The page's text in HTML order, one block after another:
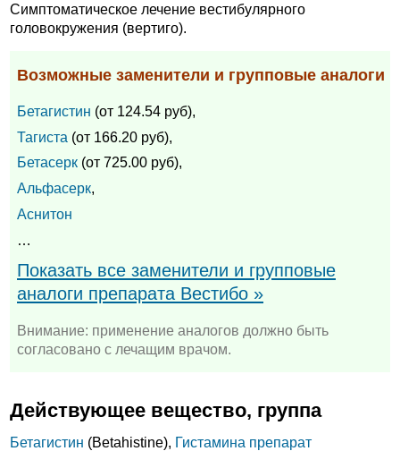
Симптоматическое лечение вестибулярного
головокружения (вертиго).
Возможные заменители и групповые аналоги
Бетагистин (от 124.54 руб),
Тагиста (от 166.20 руб),
Бетасерк (от 725.00 руб),
Альфасерк,
Аснитон
…
Показать все заменители и групповые
аналоги препарата Вестибо »
Внимание: применение аналогов должно быть
согласовано с лечащим врачом.
Действующее вещество, группа
Бетагистин (Betahistine), Гистамина препарат